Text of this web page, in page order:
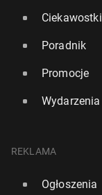
Ciekawostki
Poradnik
Promocje
Wydarzenia
REKLAMA
Ogłoszenia